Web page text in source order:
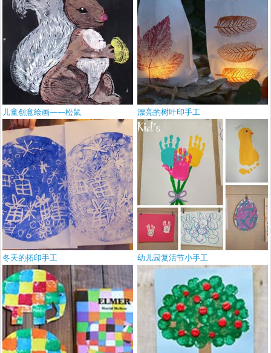
儿童创意绘画——松鼠 漂亮的树叶印手工
冬天的拓印手工 幼儿园复活节小手工